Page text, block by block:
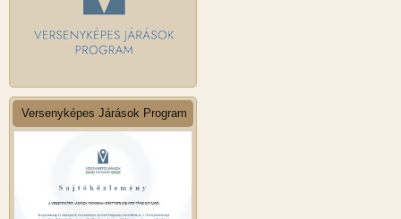
Versenyképes Járások Program